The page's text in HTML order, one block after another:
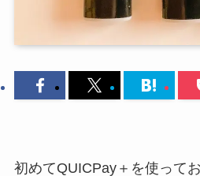
初めてQUICPay＋を使って